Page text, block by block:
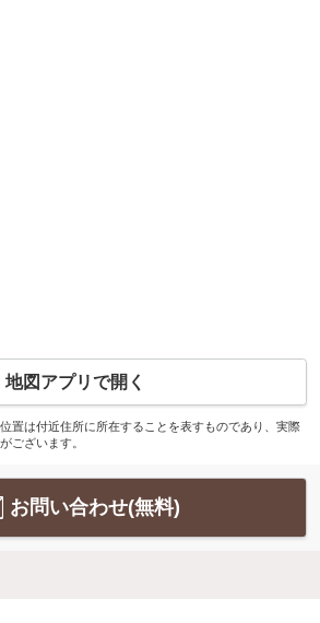
地図アプリで開く
置は付近住所に所在することを表すものであり、実際
ございます。
お問い合わせ(無料)